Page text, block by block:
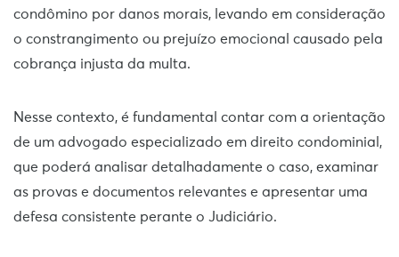
condômino por danos morais, levando em consideração
o constrangimento ou prejuízo emocional causado pela
cobrança injusta da multa.
Nesse contexto, é fundamental contar com a orientação
de um advogado especializado em direito condominial,
que poderá analisar detalhadamente o caso, examinar
as provas e documentos relevantes e apresentar uma
defesa consistente perante o Judiciário.